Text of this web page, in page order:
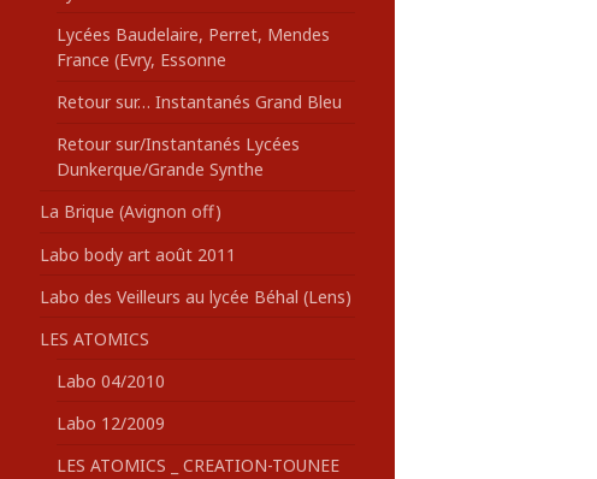
Lycées Baudelaire, Perret, Mendes
France (Evry, Essonne
Retour sur… Instantanés Grand Bleu
Retour sur/Instantanés Lycées
Dunkerque/Grande Synthe
La Brique (Avignon off)
Labo body art août 2011
Labo des Veilleurs au lycée Béhal (Lens)
LES ATOMICS
Labo 04/2010
Labo 12/2009
LES ATOMICS _ CREATION-TOUNEE